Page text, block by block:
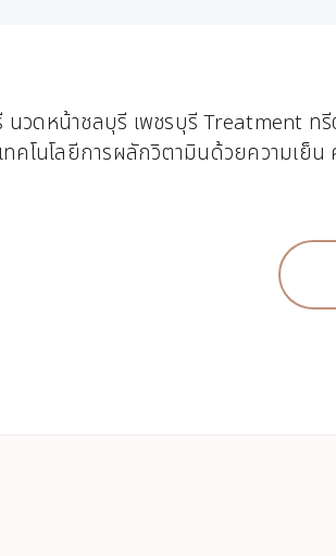
วดหน้าชลบุรี เพชรบุรี Treatment ท
ทคโนโลยีการผลักวิตามินด้วยความเ